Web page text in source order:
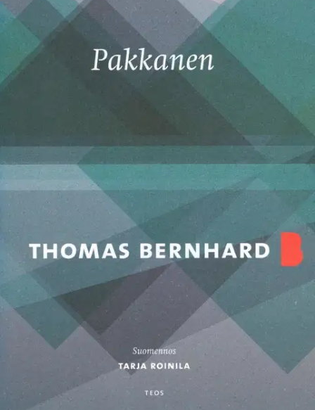
Pakkanen kertoo oudon tarinan. Lääketieteen opiskelija saa
tehtäväkseen tarkkailla ohjaavan opettajansa veljeä, Strauch-nimistä
taidemaalaria, syrjäisessä kylässä. Toimeksianto ei saa päätyä
Strauchin tietoon, joten opiskelija tekeytyy lakitieteen opiskelijaksi.
He alkavat keskustella ja opiskelija uppoaa maalarin yhä
absurdimmaksi hajoavaan ajatteluun. Pakkanen on Thomas
Bernhardin esikoisromaani. Ilmestyessään vuonna 1963 se räjäytti
Esimerkiksi Ingeborg
Bachmann totesi kirjasta: ”Vuosien ajan on pohdittu, miltä uusi
sitten näyttää. Tässä se nyt on, uusi.” Teos näyttää Bernhardin
kirjoissa sittemminkin keskeisen pyrkimyksen käsitteellistää ja
uudelleenkäsitteellistää asioita, joihin vanhat käsitteet eivät enää
päde. Se työstää sairauden, hulluuden ja kuoleman teemoja, jotka
jatkuivat kirjailijan myöhemmässä tuotannossa. Se on myös ja ehkä
erityisesti tilintekoa maailmansodan kauhuista ja tuhoista - tätä työtä
ei Itävallassa julkisesti tehty samassa mielessä kuin Saksassa.
tuotekuvausta
Ominaisuudet
Oletko tyytyväinen tuotetietoihin?
Ovatko tuotetiedot riittävät? Jos tuotetiedoissa on puutteita tai niitä
voisi muuten parantaa, anna palautetta.